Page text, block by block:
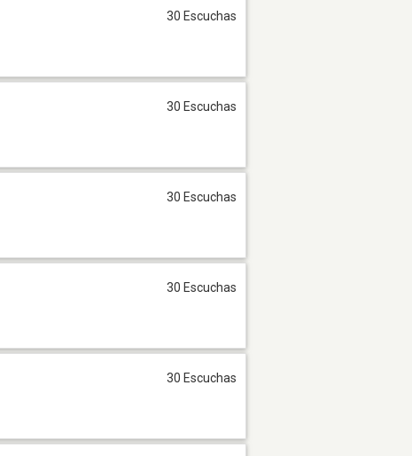
30 Escuchas
30 Escuchas
30 Escuchas
30 Escuchas
30 Escuchas